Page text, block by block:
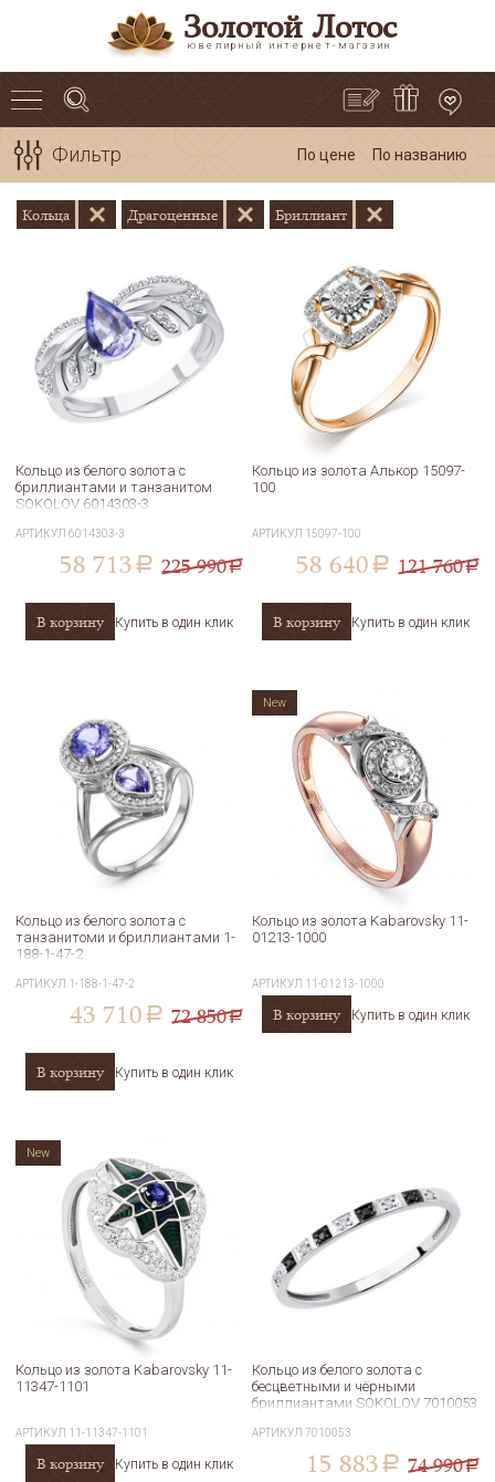
Золотой Лотос
ювелирный интернет-магазин
Фильтр По цене По названию
Кольца Драгоценные Бриллиант
Кольцо из белого золота с
бриллиантами и танзанитом
SOKOLOV 6014303-3
АРТИКУЛ6014303-3
58 713 a 225 990a
В корзину Купить в один клик
Кольцо из золота Алькор 15097-
100
АРТИКУЛ 15097-100
58 640 a 121 760a
В корзину Купить в один клик
Кольцо из белого золота с
танзанитоми и бриллиантами 1-
188-1-47-2
АРТИКУЛ 1-188-1-47-2
43 710 a 72 850a
В корзину Купить в один клик
Кольцо из золота Kabarovsky 11-
01213-1000
АРТИКУЛ 11-01213-1000
В корзину Купить в один клик
New
Кольцо из золота Kabarovsky 11-
11347-1101
АРТИКУЛ 11-11347-1101
В корзину Купить в один клик
New
Кольцо из белого золота с
бесцветными и чёрными
бриллиантами SOKOLOV 7010053
АРТИКУЛ7010053
15 883 a 74 990a